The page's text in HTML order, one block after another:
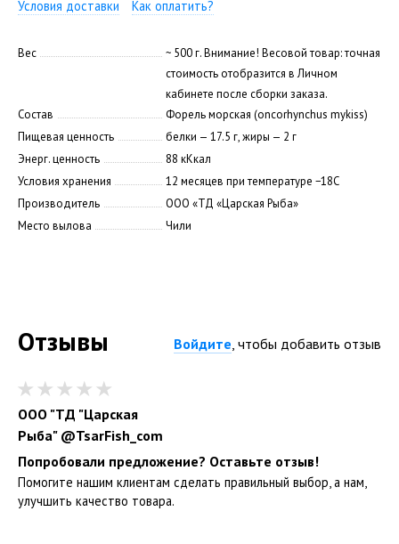
Условия доставки Как оплатить?
Вес
~ 500 г. Внимание! Весовой товар: точная
стоимость отобразится в Личном
кабинете после сборки заказа.
Состав
Форель морская (oncorhynchus mykiss)
Пищевая ценность
белки — 17.5 г, жиры — 2 г
Энерг. ценность
88 кКкал
Условия хранения
12 месяцев при температуре −18С
Производитель
ООО «ТД «Царская Рыба»
Место вылова
Чили
Отзывы Войдите, чтобы добавить отзыв
ООО "ТД "Царская
Рыба" @TsarFish_com
Попробовали предложение? Оставьте отзыв!
Помогите нашим клиентам сделать правильный выбор, а нам,
улучшить качество товара.